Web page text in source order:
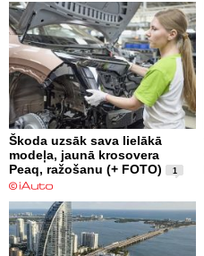
Škoda uzsāk sava lielākā
modeļa, jaunā krosovera
Peaq, ražošanu (+ FOTO)
1